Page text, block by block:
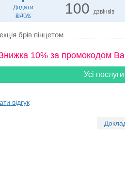
Додати
відгук
100 дзвінків
брів пінцетом
10% за промокодом
Усі
відгук